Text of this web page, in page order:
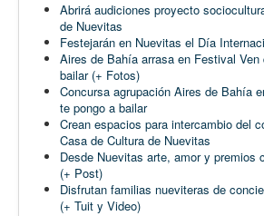
Abrirá audiciones proyecto
de Nuevitas
Festejarán en Nuevitas el Día
Aires de Bahía arrasa en Festival Ven
bailar (+ Fotos)
Concursa agrupación Aires de Bahía
te pongo a bailar
Crean espacios para intercambio del
Casa de Cultura de Nuevitas
Desde Nuevitas arte, amor y premios
(+ Post)
Disfrutan familias nueviteras de
(+ Tuit y Video)